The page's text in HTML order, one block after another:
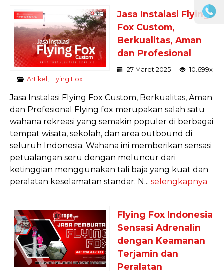
Jasa Instalasi Flying
Fox Custom,
Berkualitas, Aman
dan Profesional
27 Maret 2025
10.699x
Artikel
Flying Fox
Jasa Instalasi Flying Fox Custom, Berkualitas, Aman
dan Profesional Flying fox merupakan salah satu
wahana rekreasi yang semakin populer di berbagai
tempat wisata, sekolah, dan area outbound di
seluruh Indonesia. Wahana ini memberikan sensasi
petualangan seru dengan meluncur dari
ketinggian menggunakan tali baja yang kuat dan
peralatan keselamatan standar. N... selengkapnya
Flying Fox Indonesia
Sensasi Adrenalin
dengan Keamanan
Terjamin dan
Peralatan